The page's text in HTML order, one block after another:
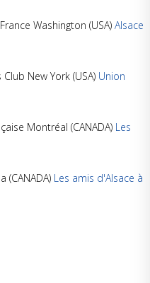
Washington (USA) Alsace
New York (USA) Union
Montréal (CANADA) Les
(CANADA) Les amis d'Alsace à